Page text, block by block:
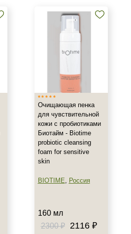
Очищающая пенка
для чувствительной
кожи с пробиотиками
Биотайм - Biotime
probiotic cleansing
foam for sensitive
skin
BIOTIME, Россия
160 мл
2300 ₽
2116 ₽